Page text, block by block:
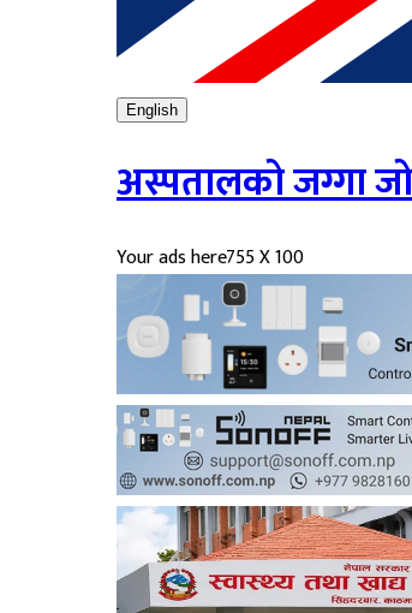
English
अस्पतालको जग्गा
Your ads here755 X 100